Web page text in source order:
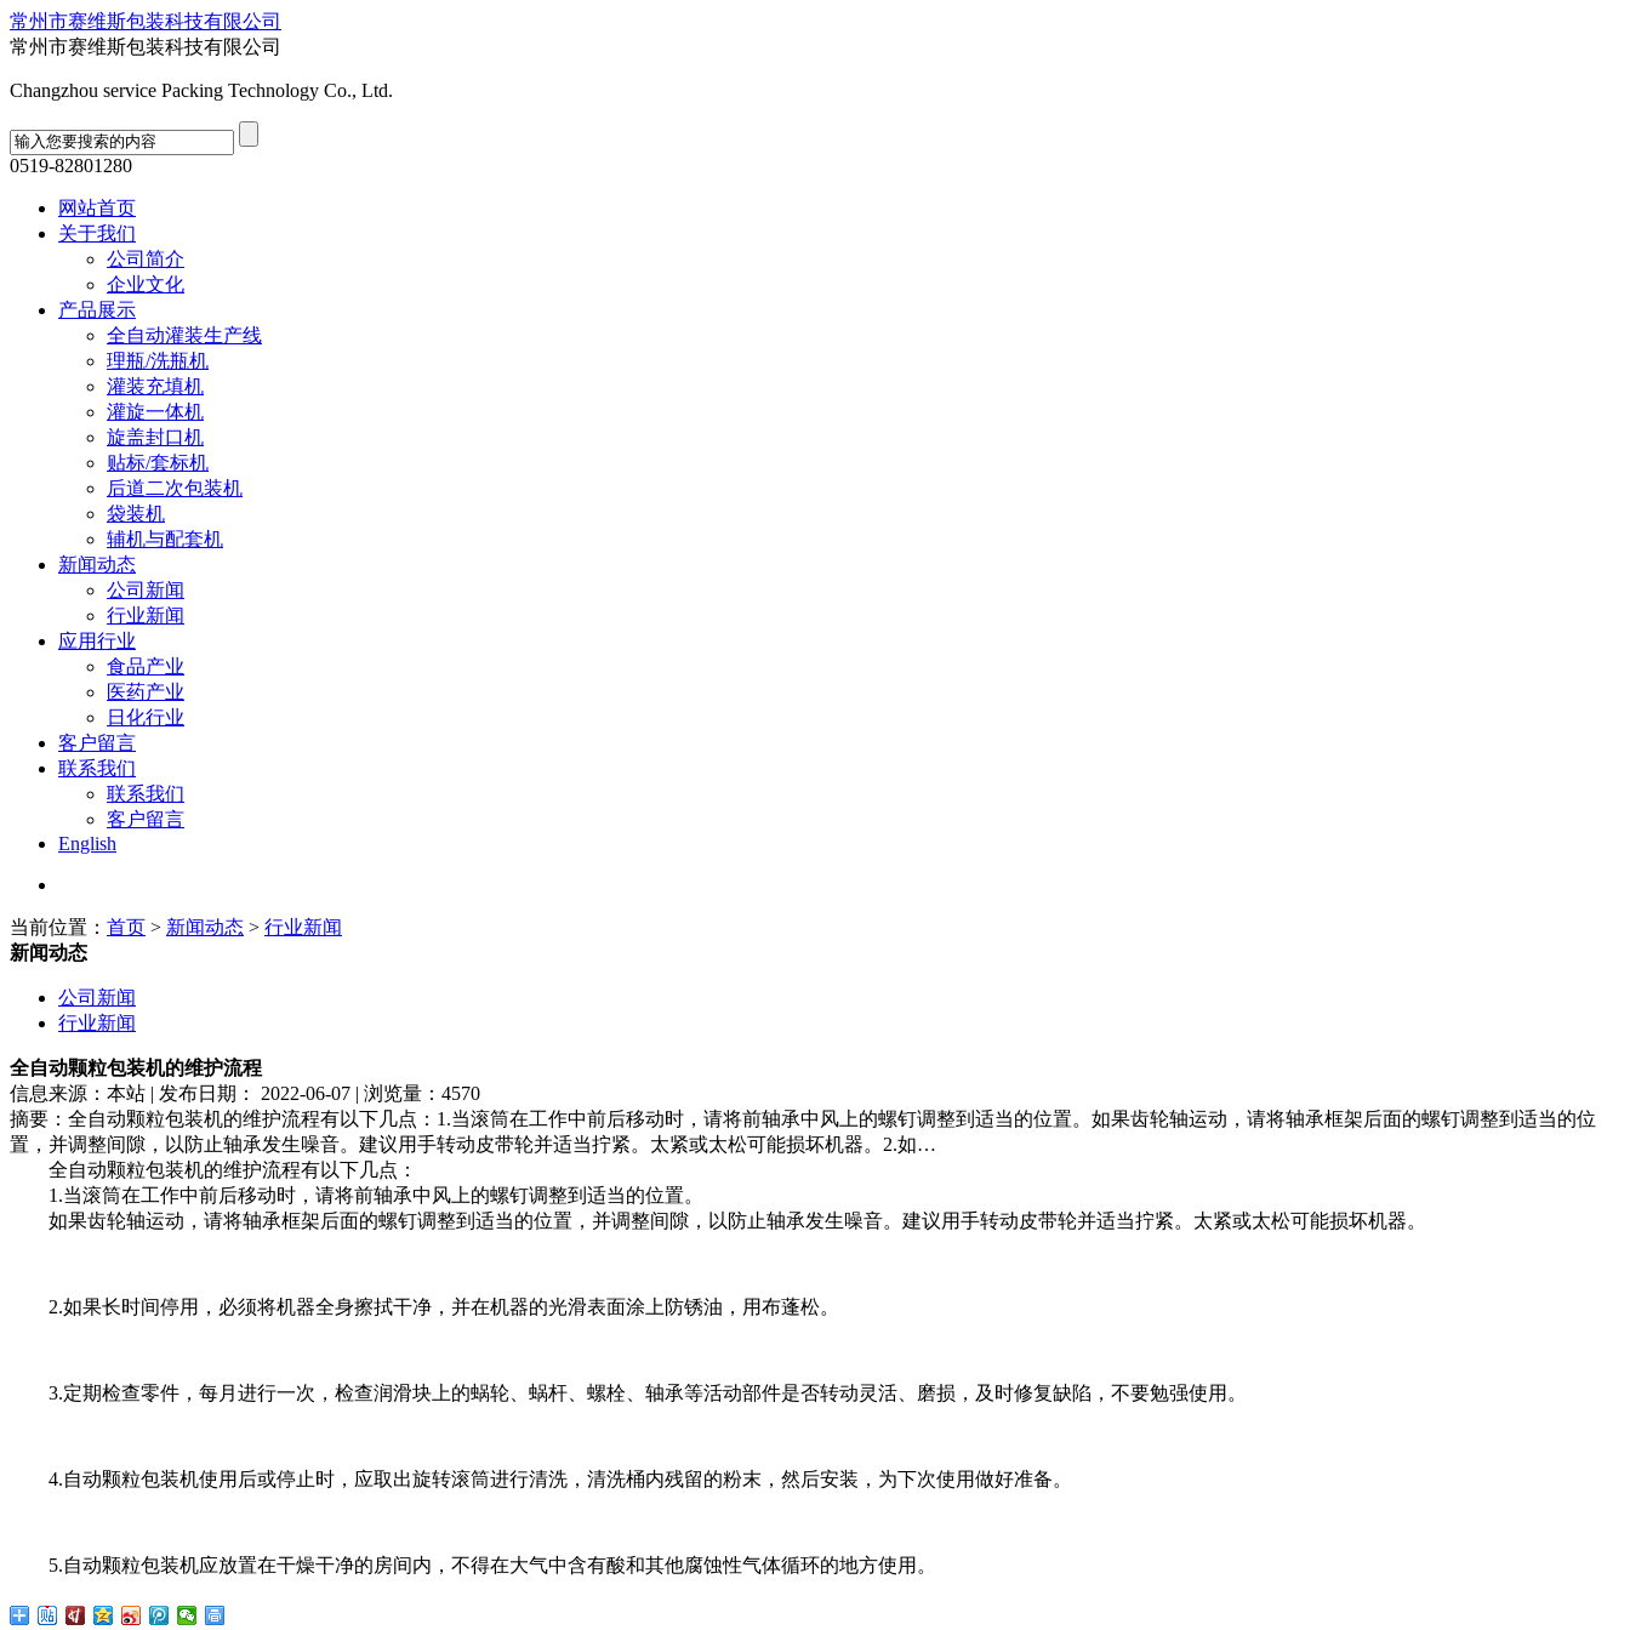
常州市赛维斯包装科技有限公司
常州市赛维斯包装科技有限公司
Changzhou service Packing Technology Co., Ltd.
0519-82801280
网站首页
关于我们
公司简介
企业文化
产品展示
全自动灌装生产线
理瓶/洗瓶机
灌装充填机
灌旋一体机
旋盖封口机
贴标/套标机
后道二次包装机
袋装机
辅机与配套机
新闻动态
公司新闻
行业新闻
应用行业
食品产业
医药产业
日化行业
客户留言
联系我们
联系我们
客户留言
English
当前位置： 首页 > 新闻动态 > 行业新闻
新闻动态
公司新闻
行业新闻
全自动颗粒包装机的维护流程
信息来源：本站 | 发布日期： 2022-06-07 | 浏览量：4570
摘要：全自动颗粒包装机的维护流程有以下几点：1.当滚筒在工作中前后移动时，请将前轴承中风上的螺钉调整到适当的位置。如果齿轮轴运动，请将轴承框架后面的螺钉调整到适当的位
置，并调整间隙，以防止轴承发生噪音。建议用手转动皮带轮并适当拧紧。太紧或太松可能损坏机器。2.如…
全自动颗粒包装机的维护流程有以下几点：
1.当滚筒在工作中前后移动时，请将前轴承中风上的螺钉调整到适当的位置。
如果齿轮轴运动，请将轴承框架后面的螺钉调整到适当的位置，并调整间隙，以防止轴承发生噪音。建议用手转动皮带轮并适当拧紧。太紧或太松可能损坏机器。
2.如果长时间停用，必须将机器全身擦拭干净，并在机器的光滑表面涂上防锈油，用布蓬松。
3.定期检查零件，每月进行一次，检查润滑块上的蜗轮、蜗杆、螺栓、轴承等活动部件是否转动灵活、磨损，及时修复缺陷，不要勉强使用。
4.自动颗粒包装机使用后或停止时，应取出旋转滚筒进行清洗，清洗桶内残留的粉末，然后安装，为下次使用做好准备。
5.自动颗粒包装机应放置在干燥干净的房间内，不得在大气中含有酸和其他腐蚀性气体循环的地方使用。